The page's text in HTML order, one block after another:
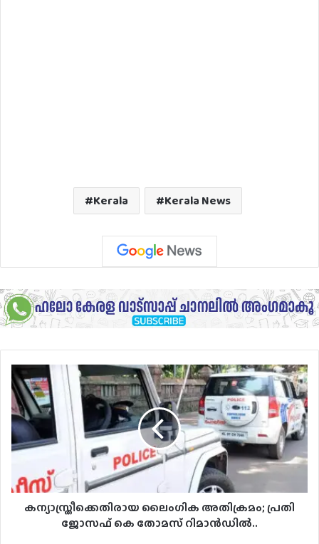
Kerala Kerala News
കന്യാസ്ത്രീക്കെതിരായ
ലൈംഗിക
അതിക്രമം;
പ്രതി
ജോസഫ്
കെ
റിമാൻഡിൽ..
കന്യാസ്ത്രീക്കെതിരായ ലൈംഗിക അതിക്രമം; പ്രതി
ജോസഫ് കെ തോമസ് റിമാൻഡിൽ..